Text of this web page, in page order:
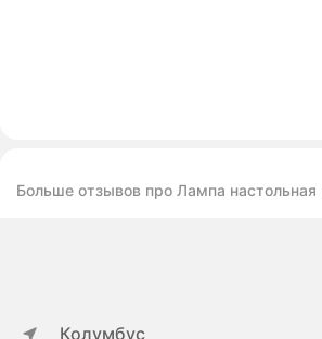
Больше отзывов про Лампа настольная
Колумбус